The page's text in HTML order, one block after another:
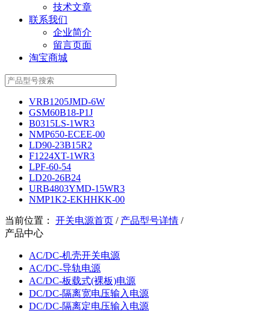
技术文章
联系我们
企业简介
留言页面
淘宝商城
VRB1205JMD-6W
GSM60B18-P1J
B0315LS-1WR3
NMP650-ECEE-00
LD90-23B15R2
F1224XT-1WR3
LPF-60-54
LD20-26B24
URB4803YMD-15WR3
NMP1K2-EKHHKK-00
当前位置： 开关电源首页 / 产品型号详情 /
产品中心
AC/DC-机壳开关电源
AC/DC-导轨电源
AC/DC-板载式(裸板)电源
DC/DC-隔离宽电压输入电源
DC/DC-隔离定电压输入电源